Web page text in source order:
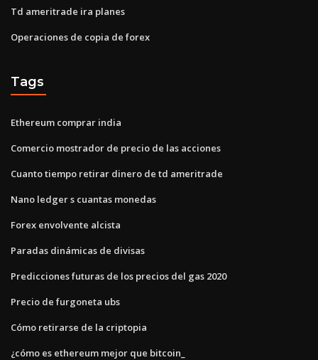
Td ameritrade ira planes
Operaciones de copia de forex
Tags
Ethereum comprar india
Comercio mostrador de precio de las acciones
Cuanto tiempo retirar dinero de td ameritrade
Nano ledger s cuantas monedas
Forex envolvente alcista
Paradas dinámicas de divisas
Predicciones futuras de los precios del gas 2020
Precio de furgoneta ubs
Cómo retirarse de la criptopia
¿cómo es ethereum mejor que bitcoin_